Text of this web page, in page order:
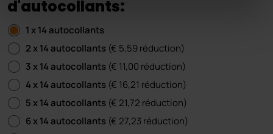
d'autocollants:
1 x 14 autocollants
2 x 14 autocollants (€ 5,59 réduction)
3 x 14 autocollants (€ 11,00 réduction)
4 x 14 autocollants (€ 16,21 réduction)
5 x 14 autocollants (€ 21,72 réduction)
6 x 14 autocollants (€ 27,23 réduction)